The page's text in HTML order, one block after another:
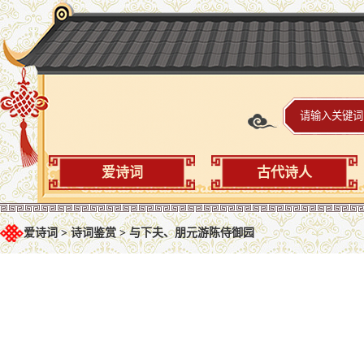
爱诗词 古代诗人
爱诗词 > 诗词鉴赏 > 与下夫、朋元游陈侍御园